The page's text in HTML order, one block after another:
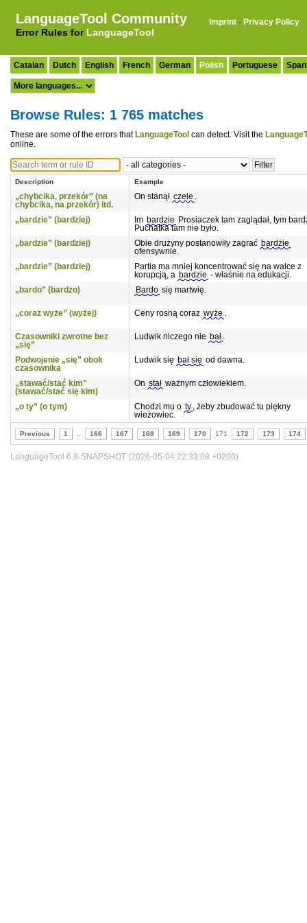
LanguageTool Community
Error Rules for LanguageTool
Imprint · Privacy Policy
Catalan Dutch English French German Polish Portuguese
Browse Rules: 1 765 matches
These are some of the errors that LanguageTool can detect. Visit the
online.
Description Example
„chybcika, przekór” (na
chybcika, na przekór) itd.
On stanął czele .
„bardzie” (bardziej) Im bardzie Prosiaczek tam zaglądał, tym
Puchatka tam nie było.
„bardzie” (bardziej)
Obie drużyny postanowiły zagrać bardzie
ofensywnie.
„bardzie” (bardziej)
Partia ma mniej koncentrować się na walce z
korupcją, a bardzie - właśnie na edukacji.
„bardo” (bardzo)
Bardo się martwię.
„coraz wyże” (wyżej) Ceny rosną coraz wyże .
Czasowniki zwrotne bez
„się”
Ludwik niczego nie bał .
Podwojenie „się” obok
czasownika
Ludwik się bał się od dawna.
„stawać/stać kim”
(stawać/stać się kim)
On stał ważnym człowiekiem.
„o ty” (o tym) Chodzi mu o ty , żeby zbudować tu piękny
wieżowiec.
Previous 1 166 167 168 169 170 171 172 173 174
LanguageTool 6.8-SNAPSHOT (2026-05-04 22:33:08 +0200)